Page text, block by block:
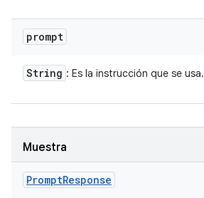
prompt
String : Es la instrucción que se usa.
Muestra
PromptResponse